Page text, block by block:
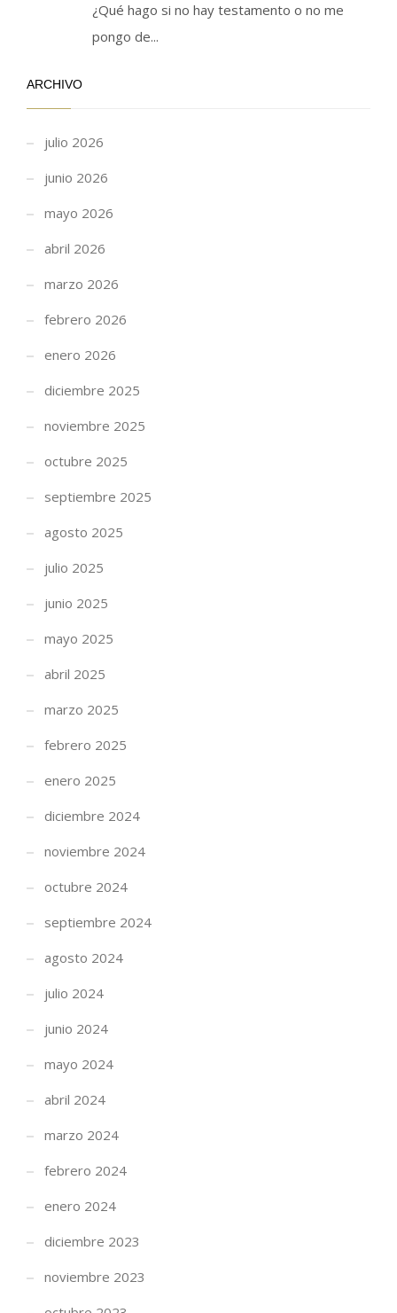
¿Qué hago si no hay testamento o no me
pongo de...
ARCHIVO
julio 2026
junio 2026
mayo 2026
abril 2026
marzo 2026
febrero 2026
enero 2026
diciembre 2025
noviembre 2025
octubre 2025
septiembre 2025
agosto 2025
julio 2025
junio 2025
mayo 2025
abril 2025
marzo 2025
febrero 2025
enero 2025
diciembre 2024
noviembre 2024
octubre 2024
septiembre 2024
agosto 2024
julio 2024
junio 2024
mayo 2024
abril 2024
marzo 2024
febrero 2024
enero 2024
diciembre 2023
noviembre 2023